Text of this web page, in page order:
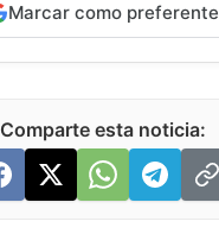
Marcar como preferente
Comparte esta noticia: